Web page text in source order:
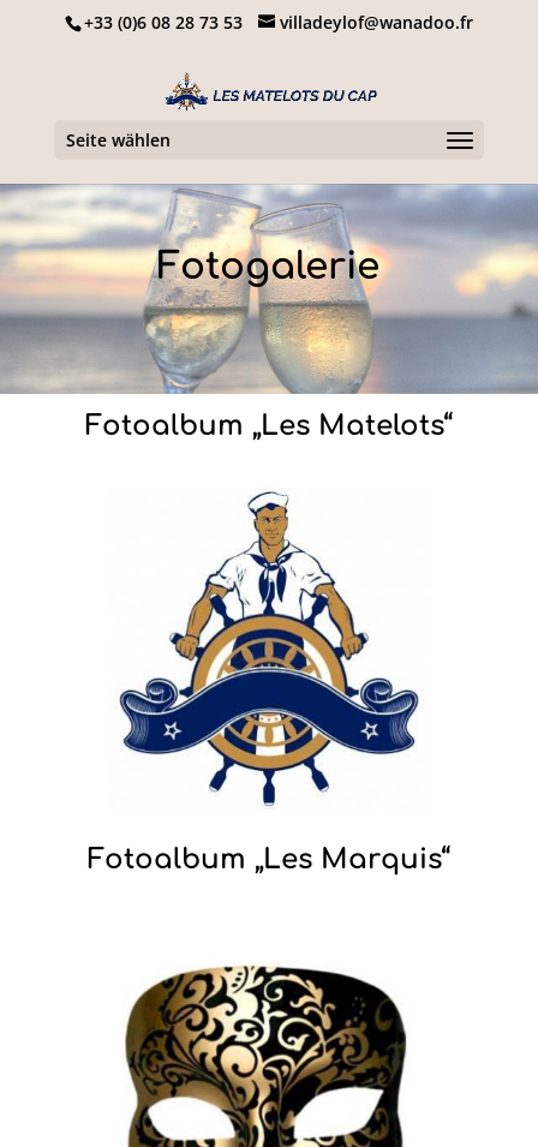
+33 (0)6 08 28 73 53 villadeylof@wanadoo.fr
Seite wählen
Fotogalerie
Fotoalbum „Les Matelots“
Fotoalbum „Les Marquis“